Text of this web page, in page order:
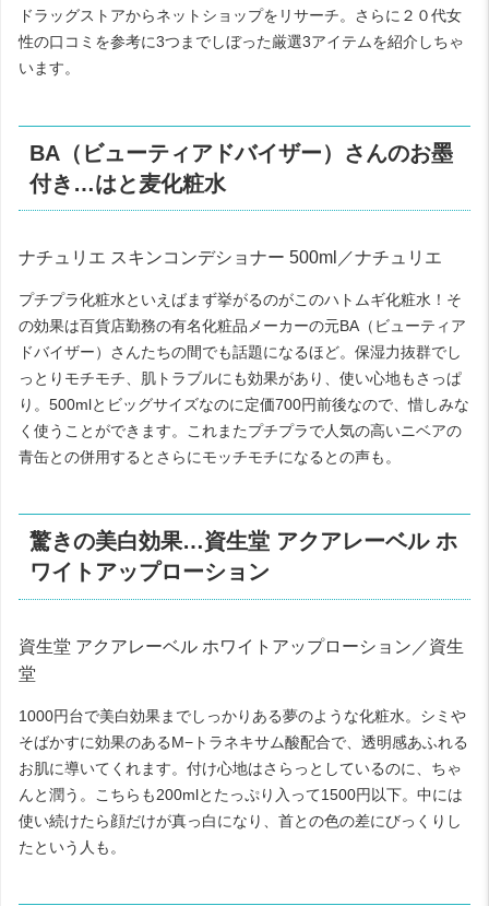
ドラッグストアからネットショップをリサーチ。さらに２０代女
性の口コミを参考に3つまでしぼった厳選3アイテムを紹介しちゃ
います。
BA（ビューティアドバイザー）さんのお墨
付き…はと麦化粧水
ナチュリエ スキンコンデショナー 500ml／ナチュリエ
プチプラ化粧水といえばまず挙がるのがこのハトムギ化粧水！そ
の効果は百貨店勤務の有名化粧品メーカーの元BA（ビューティア
ドバイザー）さんたちの間でも話題になるほど。保湿力抜群でし
っとりモチモチ、肌トラブルにも効果があり、使い心地もさっぱ
り。500mlとビッグサイズなのに定価700円前後なので、惜しみな
く使うことができます。これまたプチプラで人気の高いニベアの
青缶との併用するとさらにモッチモチになるとの声も。
驚きの美白効果…資生堂 アクアレーベル ホ
ワイトアップローション
資生堂 アクアレーベル ホワイトアップローション／資生
堂
1000円台で美白効果までしっかりある夢のような化粧水。シミや
そばかすに効果のあるM−トラネキサム酸配合で、透明感あふれる
お肌に導いてくれます。付け心地はさらっとしているのに、ちゃ
んと潤う。こちらも200mlとたっぷり入って1500円以下。中には
使い続けたら顔だけが真っ白になり、首との色の差にびっくりし
たという人も。